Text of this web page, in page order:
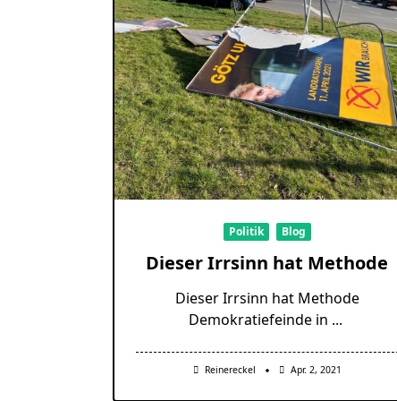
Politik Blog
Dieser Irrsinn hat Methode
Dieser Irrsinn hat Methode
Demokratiefeinde in ...
Reinereckel Apr. 2, 2021